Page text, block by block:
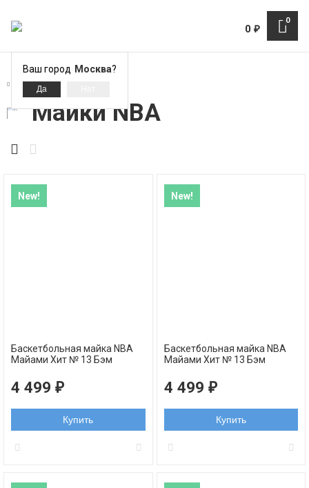
0
0 ₽
Ваш город Москва?
Майки NBA
Майки NBA
New!
Баскетбольная майка NBA
Майами Xит № 13 Бэм
swingman
4 499 ₽
Купить
New!
Баскетбольная майка NBA
Майами Xит № 13 Бэм
swingman
4 499 ₽
Купить